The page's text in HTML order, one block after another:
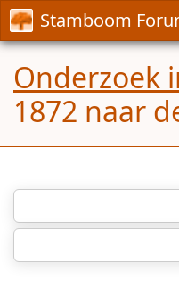
Stamboom
Onderzoek
1872 naar